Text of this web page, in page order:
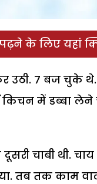
के लिए यहां
उठी. 7 बज चुके
में डब्बा लेने
चाबी थी.
तब तक काम